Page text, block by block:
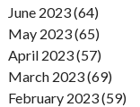
June 2023 (64)
May 2023 (65)
April 2023 (57)
March 2023 (69)
February 2023 (59)